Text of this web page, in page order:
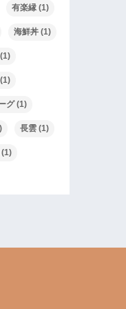
有楽縁 (1)
海鮮丼 (1)
(1)
(1)
グ(1)
長雲 (1)
(1)